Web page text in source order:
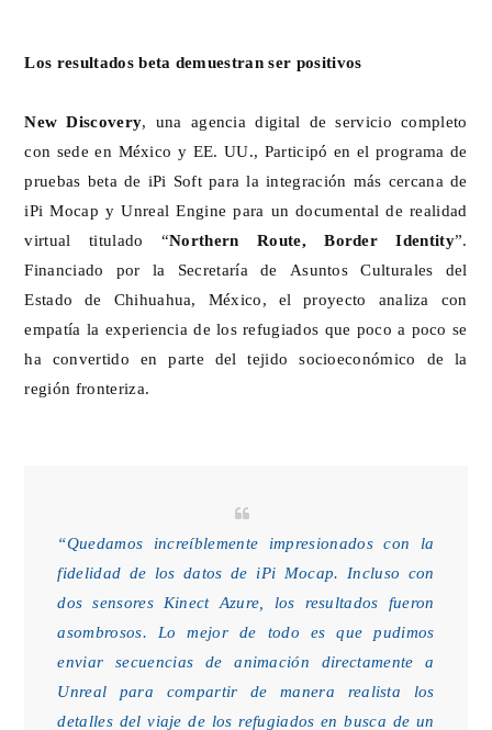
Los resultados beta demuestran ser positivos
New Discovery , una agencia digital de servicio completo
con sede en México y EE. UU., Participó en el programa de
pruebas beta de iPi Soft para la integración más cercana de
iPi Mocap y Unreal Engine para un documental de realidad
virtual titulado “Northern Route, Border Identity”.
Financiado por la Secretaría de Asuntos Culturales del
Estado de Chihuahua, México, el proyecto analiza con
empatía la experiencia de los refugiados que poco a poco se
ha convertido en parte del tejido socioeconómico de la
región fronteriza.
“Quedamos increíblemente impresionados con la
fidelidad de los datos de iPi Mocap. Incluso con
dos sensores Kinect Azure, los resultados fueron
asombrosos. Lo mejor de todo es que pudimos
enviar secuencias de animación directamente a
Unreal para compartir de manera realista los
detalles del viaje de los refugiados en busca de un